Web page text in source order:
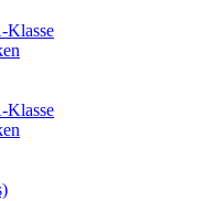
Klasse
Klasse